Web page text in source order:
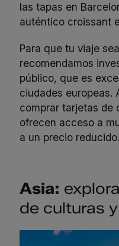
las tapas en
auténtico croissant
Para que tu viaje
recomendamos
público, que es
ciudades europeas.
comprar tarjetas de
ofrecen acceso a
a un precio reducido.
Asia:
de culturas